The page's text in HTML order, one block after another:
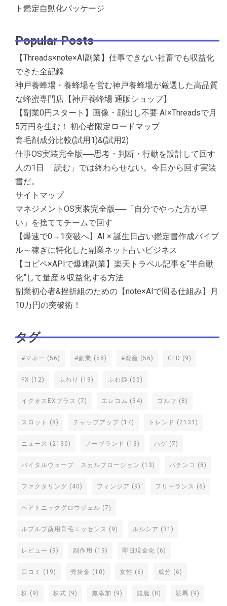
ト鑑定自動化パッケージ
Popular Posts
【Threads×note×AI副業】仕事できない社畜でも収益化
できた全記録
神戸養蜂場・養蜂場を営む神戸養蜂場が厳選した高品質
な蜂蜜専門店【神戸養蜂場 通販ショップ】
【副業0円スタート】画像・顔出し不要 AI×Threadsで月
5万円を生む！ 初心者限定ロードマップ
育毛剤成分比較(試用1)&(試用2)
仕事OS実装完全版──思考・判断・行動を設計して回す
人の1日 「読む」では終わらせない。今日から回す実装
書だ。
サイトマップ
マネジメントOS実装完全版──「自分でやった方が早
い」を捨ててチームで回す
【爆速で0→1突破へ】AI × 誕生日占い鑑定書作成バイブ
ル～稼ぎに特化した副業ネット占いビジネス
【コピペ×APIで爆速副業】楽天トラベル記事を“半自動
化”して量産＆収益化する方法
副業初心者&挫折組のための【note×AIで回る仕組み】月
10万円の突破術！
タグ
#マネー (56) #副業 (58) #資産 (56) CFD (9)
FX (12) ふわり (19) ふわ姫 (55)
イクオスEXプラス (7) エレコム (34) ゴルフ (8)
スロット (8) チャップアップ (17) トレンド (2131)
ニュース (2130) ノーブランド (13) ハゲ (7)
バイタルウェーブ スカルプローション (13) パチンコ (8)
ファクタリング (40) フィンジア (9) フリーランス (6)
ヘアトニックグロウジェル (7)
ルプルプ薬用育毛エッセンス (9) ルルシア (31)
レビュー (9) 副作用 (19) 即日現金化 (6)
口コミ (19) 売掛金 (10) 女性 (6) 成分 (6)
株 (9) 株式 (9) 無添加 (9) 競艇 (8) 競馬 (9)